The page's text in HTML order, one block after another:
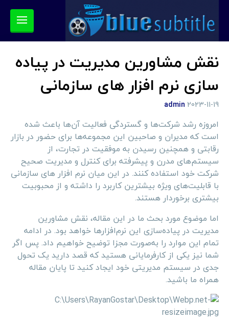
نقش مشاورین مدیریت در پیاده
سازی نرم افزار های سازمانی
admin 2023-11-19
امروزه رشد شرکت‌ها و گستردگی فعالیت آن‌ها باعث شده
است که مدیران و صاحبین این مجموعه‌ها برای حضور در بازار
رقابتی و همچنین رسیدن به موفقیت در تجارت، از
سیستم‌های مدرن و پیشرفته برای کنترل و مدیریت صحیح
شرکت خود استفاده کنند. در این میان نرم افزار های سازمانی
با قابلیت‌های ویژه بیشترین کاربرد را داشته و از محبوبیت
بیشتری برخوردار هستند.
اما موضوع مورد بحث ما در این مقاله، نقش مشاورین
مدیریت در پیاده‌سازی این نرم‌افزارها خواهد بود. در ادامه
تمام این موارد را به‌صورت مجزا توضیح خواهیم داد. پس اگر
شما نیز یکی از کارفرمایانی هستید که قصد دارید یک تحول
جدی در سیستم مدیریتی خود ایجاد کنید تا پایان مقاله
همراه ما باشید.